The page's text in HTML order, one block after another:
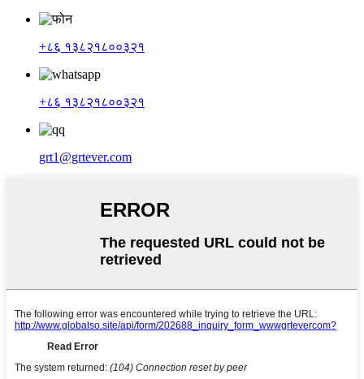
+८६ १३८२१८००३२१
+८६ १३८२१८००३२१
grt1@grtever.com